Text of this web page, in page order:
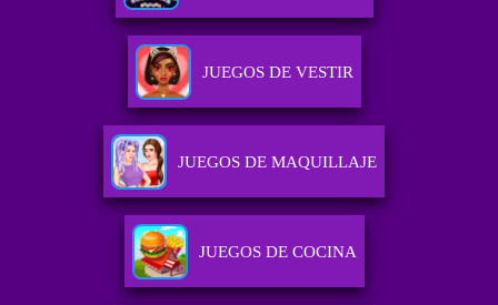
JUEGOS DE VESTIR
JUEGOS DE MAQUILLAJE
JUEGOS DE COCINA